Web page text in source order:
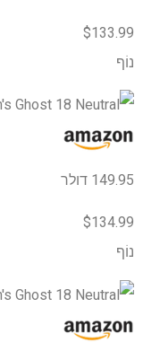
$133.99
נוֹף
149.95 דולר
$134.99
נוֹף